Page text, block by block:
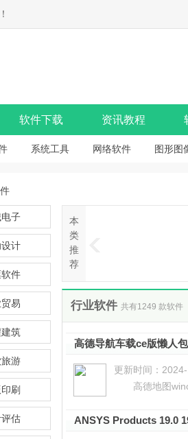
软件下载 资讯教程
系统工具 网络软件 图形图
子
计
件
易
筑
游
刷
估
本
类
推
荐
行业软件 共有1249 款软件
高德导航车载ce版懒人
更新时间：
高德地图wince
ANSYS Products 19.0